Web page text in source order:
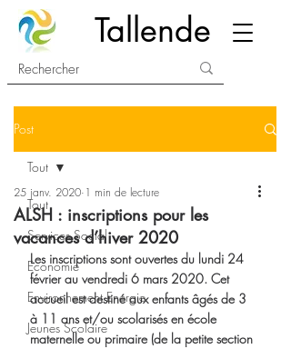
Tallende
Post
Tout
Services Social
Economie
Environnement Energie
Jeunes Scolaire
Tout
ALSH : inscriptions pour les
vacances d’hiver 2020
25 janv. 2020 1 min de lecture
Les inscriptions sont ouvertes du lundi 24
février au vendredi 6 mars 2020. Cet
accueil est destiné aux enfants âgés de 3
à 11 ans et/ou scolarisés en école
maternelle ou primaire (de la petite section